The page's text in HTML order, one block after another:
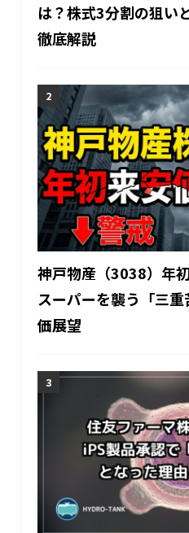
は？株式3分割の狙い
徹底解説
神戸物産（3038）年
スーパーを襲う「三
価展望